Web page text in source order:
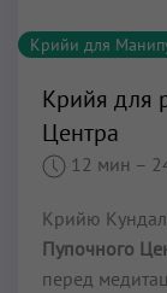
Крийи для
Крийя для
Центра
12 мин –
Крийю
Пупочного
перед